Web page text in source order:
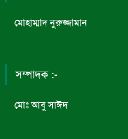
মোহাম্মাদ নুরুজ্জামান
সম্পাদক :-
মোঃ আবু সাঈদ